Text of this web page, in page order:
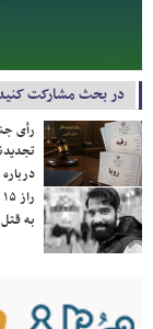
در بحث مشارکت
رأی
به